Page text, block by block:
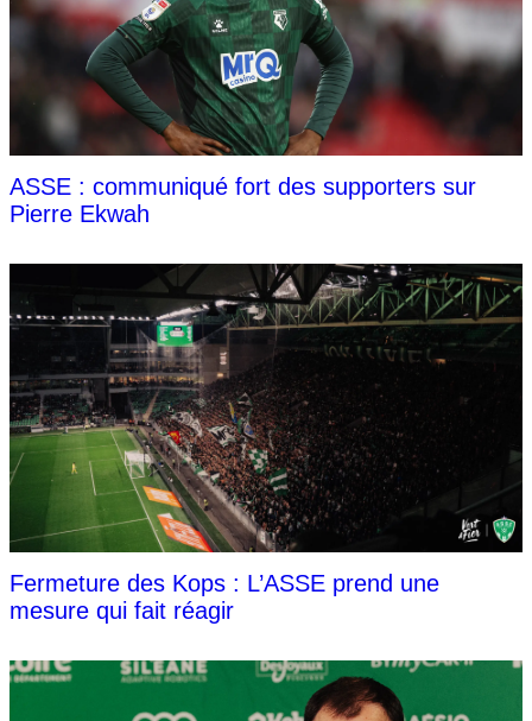
ASSE : communiqué fort des supporters sur
Pierre Ekwah
Fermeture des Kops : L’ASSE prend une
mesure qui fait réagir